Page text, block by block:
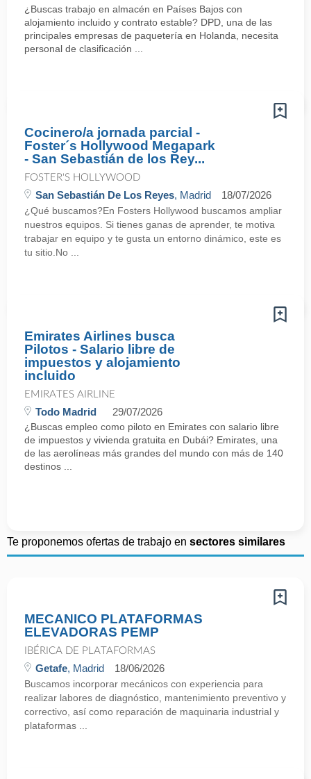
¿Buscas trabajo en almacén en Países Bajos con
alojamiento incluido y contrato estable? DPD, una de las
principales empresas de paquetería en Holanda, necesita
personal de clasificación ...
Cocinero/a jornada parcial -
Foster´s Hollywood Megapark
- San Sebastián de los Rey...
FOSTER'S HOLLYWOOD
San Sebastián De Los Reyes, Madrid 18/07/2026
¿Qué buscamos?En Fosters Hollywood buscamos ampliar
nuestros equipos. Si tienes ganas de aprender, te motiva
trabajar en equipo y te gusta un entorno dinámico, este es
tu sitio.No ...
Emirates Airlines busca
Pilotos - Salario libre de
impuestos y alojamiento
incluido
EMIRATES AIRLINE
Todo Madrid 29/07/2026
¿Buscas empleo como piloto en Emirates con salario libre
de impuestos y vivienda gratuita en Dubái? Emirates, una
de las aerolíneas más grandes del mundo con más de 140
destinos ...
Te proponemos ofertas de trabajo en sectores similares
MECANICO PLATAFORMAS
ELEVADORAS PEMP
IBÉRICA DE PLATAFORMAS
Getafe, Madrid 18/06/2026
Buscamos incorporar mecánicos con experiencia para
realizar labores de diagnóstico, mantenimiento preventivo y
correctivo, así como reparación de maquinaria industrial y
plataformas ...